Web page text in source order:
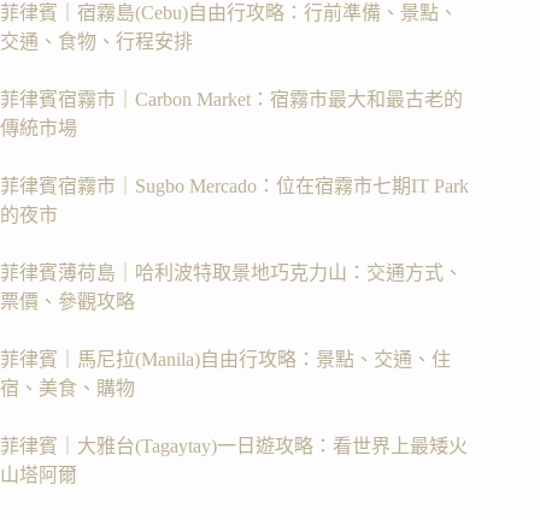
菲律賓｜宿霧島(Cebu)自由行攻略：行前準備、景點、
交通、食物、行程安排
菲律賓宿霧市｜Carbon Market：宿霧市最大和最古老的
傳統市場
菲律賓宿霧市｜Sugbo Mercado：位在宿霧市七期IT Park
的夜市
菲律賓薄荷島｜哈利波特取景地巧克力山：交通方式、
票價、參觀攻略
菲律賓｜馬尼拉(Manila)自由行攻略：景點、交通、住
宿、美食、購物
菲律賓｜大雅台(Tagaytay)一日遊攻略：看世界上最矮火
山塔阿爾